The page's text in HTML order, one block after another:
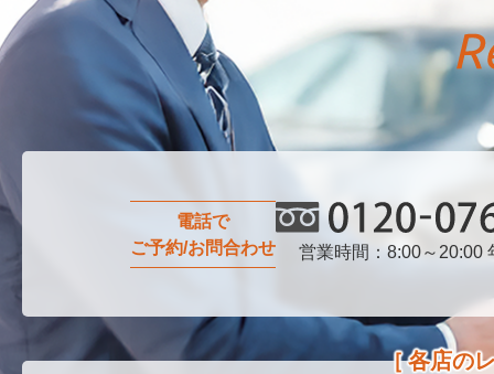
電話で
ご予約/お問合わせ
0120-076-750
営業時間：8:00～20:00
各店の